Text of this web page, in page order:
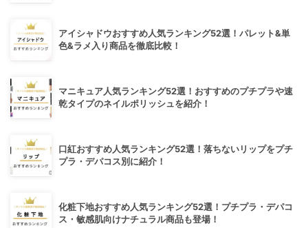
アイシャドウおすすめ人気ランキング52選！パレット&単
色&ラメ入り商品を徹底比較！
マニキュア人気ランキング52選！おすすめのプチプラや速
乾タイプのネイルポリッシュを紹介！
口紅おすすめ人気ランキング52選！落ちないリップをプチ
プラ・デパコス別に紹介！
化粧下地おすすめ人気ランキング52選！プチプラ・デパコ
ス・敏感肌向けナチュラル商品も登場！